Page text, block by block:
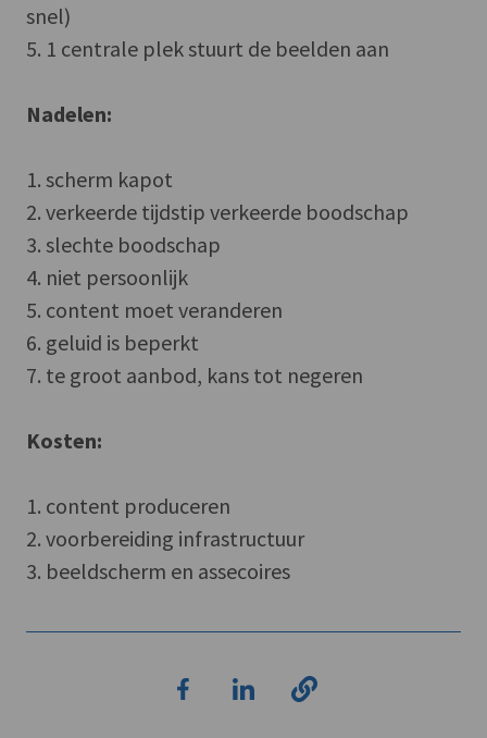
snel)
5. 1 centrale plek stuurt de beelden aan
Nadelen:
1. scherm kapot
2. verkeerde tijdstip verkeerde boodschap
3. slechte boodschap
4. niet persoonlijk
5. content moet veranderen
6. geluid is beperkt
7. te groot aanbod, kans tot negeren
Kosten:
1. content produceren
2. voorbereiding infrastructuur
3. beeldscherm en assecoires